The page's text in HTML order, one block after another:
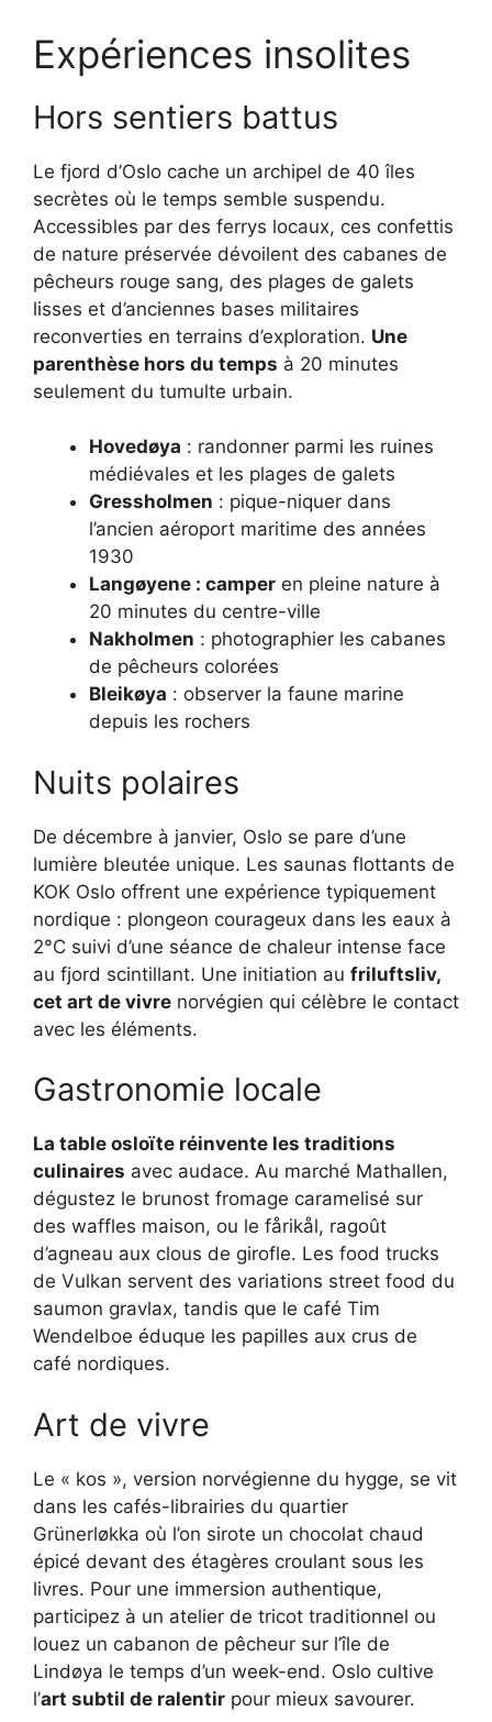
Expériences insolites
Hors sentiers battus
Le fjord d’Oslo cache un archipel de 40 îles
secrètes où le temps semble suspendu.
Accessibles par des ferrys locaux, ces confettis
de nature préservée dévoilent des cabanes de
pêcheurs rouge sang, des plages de galets
lisses et d’anciennes bases militaires
reconverties en terrains d’exploration. Une
parenthèse hors du temps à 20 minutes
seulement du tumulte urbain.
Hovedøya : randonner parmi les ruines
médiévales et les plages de galets
Gressholmen : pique-niquer dans
l’ancien aéroport maritime des années
1930
Langøyene : camper en pleine nature à
20 minutes du centre-ville
Nakholmen : photographier les cabanes
de pêcheurs colorées
Bleikøya : observer la faune marine
depuis les rochers
Nuits polaires
De décembre à janvier, Oslo se pare d’une
lumière bleutée unique. Les saunas flottants de
KOK Oslo offrent une expérience typiquement
nordique : plongeon courageux dans les eaux à
2°C suivi d’une séance de chaleur intense face
au fjord scintillant. Une initiation au friluftsliv,
cet art de vivre norvégien qui célèbre le contact
avec les éléments.
Gastronomie locale
La table osloïte réinvente les traditions
culinaires avec audace. Au marché Mathallen,
dégustez le brunost fromage caramelisé sur
des waffles maison, ou le fårikål, ragoût
d’agneau aux clous de girofle. Les food trucks
de Vulkan servent des variations street food du
saumon gravlax, tandis que le café Tim
Wendelboe éduque les papilles aux crus de
café nordiques.
Art de vivre
Le « kos », version norvégienne du hygge, se vit
dans les cafés-librairies du quartier
Grünerløkka où l’on sirote un chocolat chaud
épicé devant des étagères croulant sous les
livres. Pour une immersion authentique,
participez à un atelier de tricot traditionnel ou
louez un cabanon de pêcheur sur l’île de
Lindøya le temps d’un week-end. Oslo cultive
l’art subtil de ralentir pour mieux savourer.